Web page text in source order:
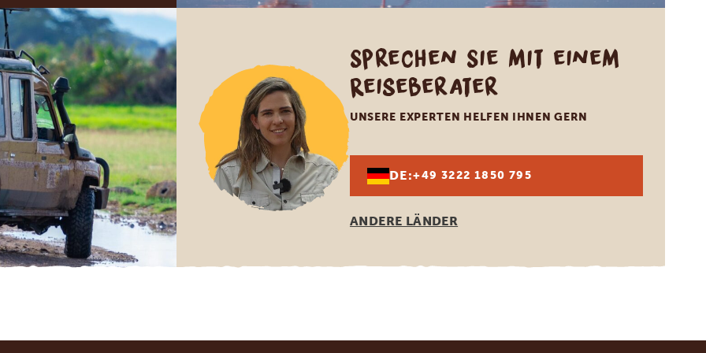
Sprechen Sie mit einem
Reiseberater
UNSERE EXPERTEN HELFEN IHNEN GERN
DE:+49 3222 1850 795
ANDERE LÄNDER